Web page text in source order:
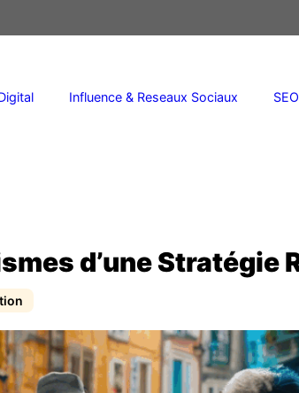
Influence & Reseaux Sociaux
d’une Stratégie